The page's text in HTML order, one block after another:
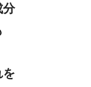
分
を